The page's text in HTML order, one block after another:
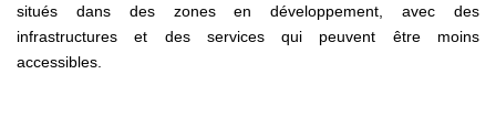
situés dans des zones en développement, avec des
infrastructures et des services qui peuvent être moins
accessibles.